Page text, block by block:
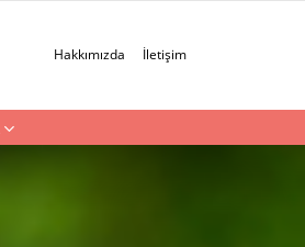
Hakkımızda İletişim